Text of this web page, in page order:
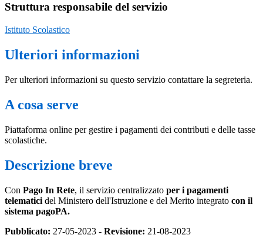
Struttura responsabile del servizio
Istituto Scolastico
Ulteriori informazioni
Per ulteriori informazioni su questo servizio contattare la segreteria.
A cosa serve
Piattaforma online per gestire i pagamenti dei contributi e delle tasse
scolastiche.
Descrizione breve
Con Pago In Rete, il servizio centralizzato per i pagamenti
telematici del Ministero dell'Istruzione e del Merito integrato con il
sistema pagoPA.
Pubblicato: 27-05-2023 - Revisione: 21-08-2023